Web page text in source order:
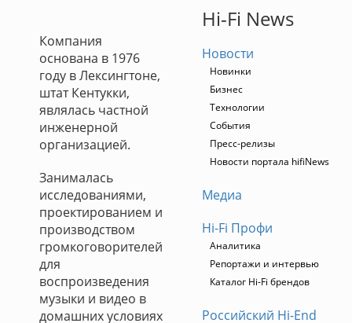
Компания
основана в 1976
году в Лексингтоне,
штат Кентукки,
являлась частной
инженерной
организацией.
Занималась
исследованиями,
проектированием и
производством
громкоговорителей
для
воспроизведения
музыки и видео в
домашних условиях
Hi-Fi News
Новости
Новинки
Бизнес
Технологии
События
Пресс-релизы
Новости портала hifiNews
Медиа
Hi-Fi Профи
Аналитика
Репортажи и интервью
Каталог Hi-Fi брендов
Российский Hi-End